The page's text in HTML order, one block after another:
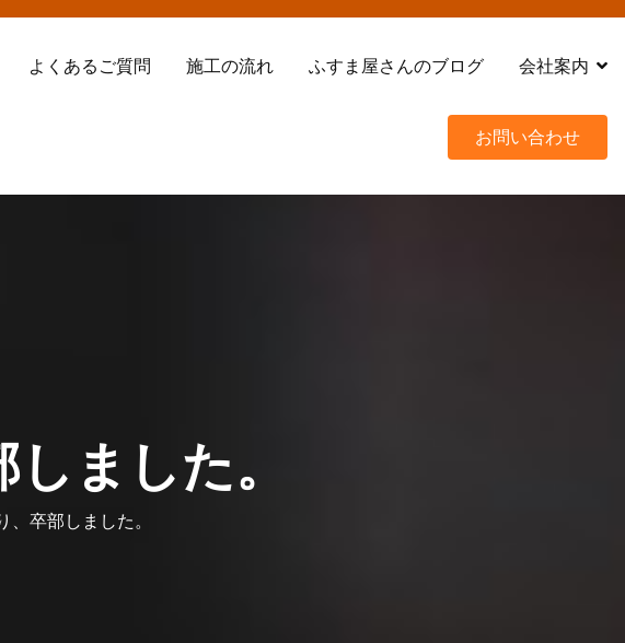
よくあるご質問 施工の流れ ふすま屋さんのブログ 会社案内
お問い合わせ
ました。
、卒部しました。